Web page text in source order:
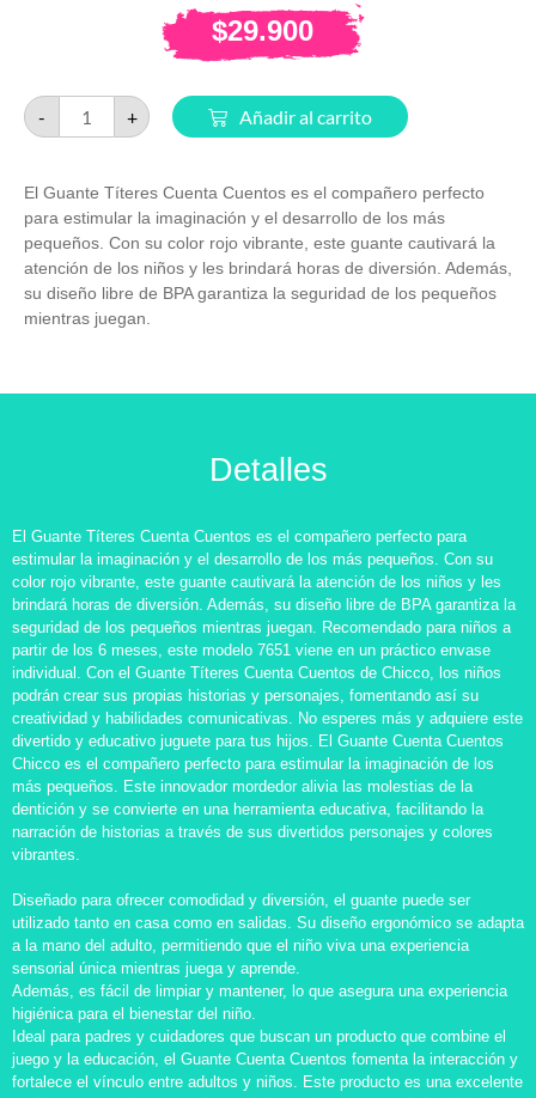
$29.900
- + Añadir al carrito
El Guante Títeres Cuenta Cuentos es el compañero perfecto
para estimular la imaginación y el desarrollo de los más
pequeños. Con su color rojo vibrante, este guante cautivará la
atención de los niños y les brindará horas de diversión. Además,
su diseño libre de BPA garantiza la seguridad de los pequeños
mientras juegan.
Detalles
El Guante Títeres Cuenta Cuentos es el compañero perfecto para
estimular la imaginación y el desarrollo de los más pequeños. Con su
color rojo vibrante, este guante cautivará la atención de los niños y les
brindará horas de diversión. Además, su diseño libre de BPA garantiza la
seguridad de los pequeños mientras juegan. Recomendado para niños a
partir de los 6 meses, este modelo 7651 viene en un práctico envase
individual. Con el Guante Títeres Cuenta Cuentos de Chicco, los niños
podrán crear sus propias historias y personajes, fomentando así su
creatividad y habilidades comunicativas. No esperes más y adquiere este
divertido y educativo juguete para tus hijos. El Guante Cuenta Cuentos
Chicco es el compañero perfecto para estimular la imaginación de los
más pequeños. Este innovador mordedor alivia las molestias de la
dentición y se convierte en una herramienta educativa, facilitando la
narración de historias a través de sus divertidos personajes y colores
vibrantes.
Diseñado para ofrecer comodidad y diversión, el guante puede ser
utilizado tanto en casa como en salidas. Su diseño ergonómico se adapta
a la mano del adulto, permitiendo que el niño viva una experiencia
sensorial única mientras juega y aprende.
Además, es fácil de limpiar y mantener, lo que asegura una experiencia
higiénica para el bienestar del niño.
Ideal para padres y cuidadores que buscan un producto que combine el
juego y la educación, el Guante Cuenta Cuentos fomenta la interacción y
fortalece el vínculo entre adultos y niños. Este producto es una excelente